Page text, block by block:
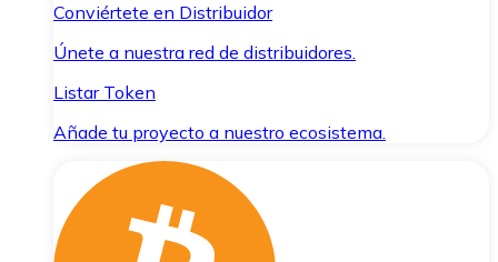
Conviértete en Distribuidor
Únete a nuestra red de distribuidores.
Listar Token
Añade tu proyecto a nuestro ecosistema.